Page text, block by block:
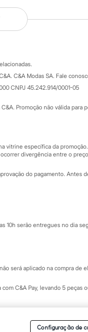
C&A Modas SA. Fale
CNPJ 45.242.914/0001-05
Promoção não válida
específica da
divergência entre o
do pagamento.
10h serão entregues no dia
será aplicado na compra
C&A Pay, levando 5
Configuração de